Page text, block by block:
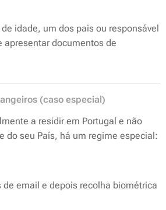
de idade, um dos pais ou responsável
apresentar documentos de
(caso especial)
a residir em Portugal e não
do seu País, há um regime especial:
de email e depois recolha biométrica